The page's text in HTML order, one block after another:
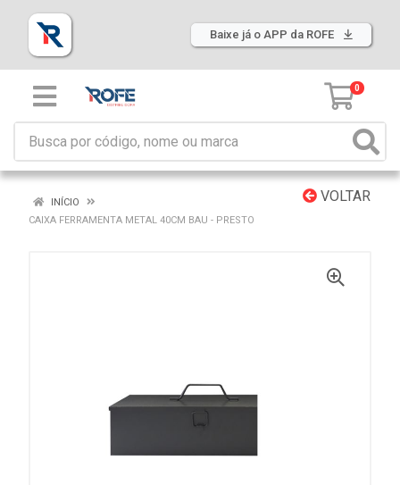
Baixe já o APP da ROFE
0
VOLTAR
INÍCIO
CAIXA FERRAMENTA METAL 40CM BAU - PRESTO